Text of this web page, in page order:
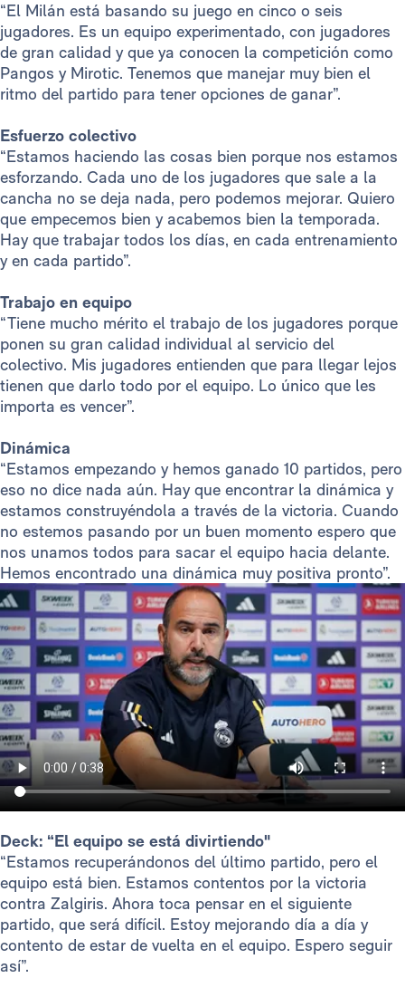
“El Milán está basando su juego en cinco o seis
jugadores. Es un equipo experimentado, con jugadores
de gran calidad y que ya conocen la competición como
Pangos y Mirotic. Tenemos que manejar muy bien el
ritmo del partido para tener opciones de ganar”.
Esfuerzo colectivo
“Estamos haciendo las cosas bien porque nos estamos
esforzando. Cada uno de los jugadores que sale a la
cancha no se deja nada, pero podemos mejorar. Quiero
que empecemos bien y acabemos bien la temporada.
Hay que trabajar todos los días, en cada entrenamiento
y en cada partido”.
Trabajo en equipo
“Tiene mucho mérito el trabajo de los jugadores porque
ponen su gran calidad individual al servicio del
colectivo. Mis jugadores entienden que para llegar lejos
tienen que darlo todo por el equipo. Lo único que les
importa es vencer”.
Dinámica
“Estamos empezando y hemos ganado 10 partidos, pero
eso no dice nada aún. Hay que encontrar la dinámica y
estamos construyéndola a través de la victoria. Cuando
no estemos pasando por un buen momento espero que
nos unamos todos para sacar el equipo hacia delante.
Hemos encontrado una dinámica muy positiva pronto”.
Deck: “El equipo se está divirtiendo"
“Estamos recuperándonos del último partido, pero el
equipo está bien. Estamos contentos por la victoria
contra Zalgiris. Ahora toca pensar en el siguiente
partido, que será difícil. Estoy mejorando día a día y
contento de estar de vuelta en el equipo. Espero seguir
así”.